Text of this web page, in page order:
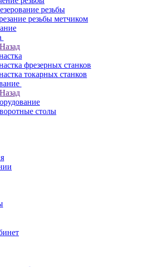
резьбы
резьбы метчиком
Назад
фрезерных станков
токарных станков
Назад
столы